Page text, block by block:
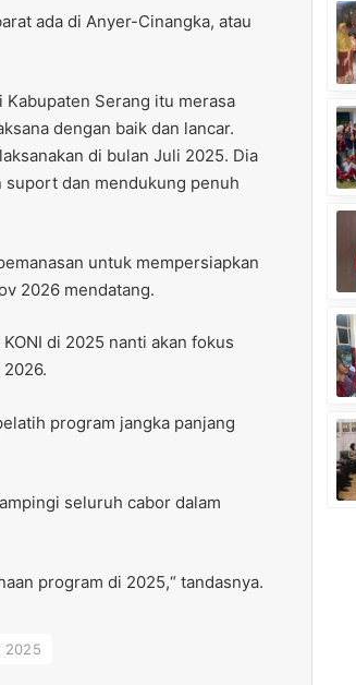
ada di Anyer-Cinangka, atau
Kabupaten Serang itu merasa
dengan baik dan lancar.
di bulan Juli 2025. Dia
dan mendukung penuh
untuk mempersiapkan
2026 mendatang.
di 2025 nanti akan fokus
program jangka panjang
seluruh cabor dalam
program di 2025,“ tandasnya.
2025